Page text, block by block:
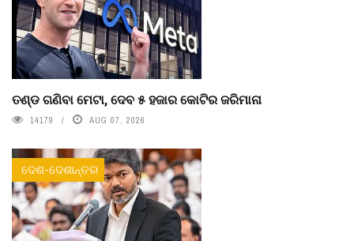
ତଣ୍ଡ ଗଣିବା ମେଟା, ଦେବ ୫ ହଜାର କୋଟିର ଜରିମାନା
14179 AUG 07, 2026
ଦେଶ-ଦେଶାନ୍ତର